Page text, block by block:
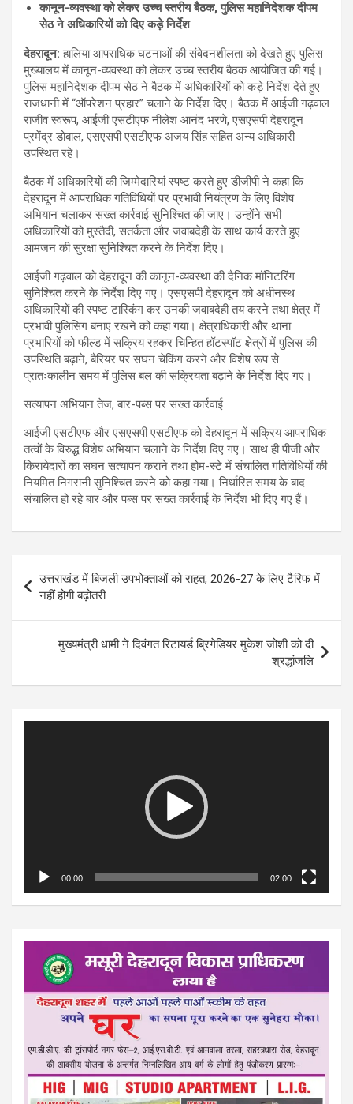
कानून-व्यवस्था को लेकर उच्च स्तरीय बैठक, पुलिस महानिदेशक दीपम
सेठ ने अधिकारियों को दिए कड़े निर्देश
देहरादून:हालिया आपराधिक घटनाओं की संवेदनशीलता को देखते हुए पुलिस
मुख्यालय में कानून-व्यवस्था को लेकर उच्च स्तरीय बैठक आयोजित की गई।
पुलिस महानिदेशक दीपम सेठ ने बैठक में अधिकारियों को कड़े निर्देश देते हुए
राजधानी में “ऑपरेशन प्रहार” चलाने के निर्देश दिए। बैठक में आईजी गढ़वाल
राजीव स्वरूप, आईजी एसटीएफ नीलेश आनंद भरणे, एसएसपी देहरादून
प्रमेंद्र डोबाल, एसएसपी एसटीएफ अजय सिंह सहित अन्य अधिकारी
उपस्थित रहे।
बैठक में अधिकारियों की जिम्मेदारियां स्पष्ट करते हुए डीजीपी ने कहा कि
देहरादून में आपराधिक गतिविधियों पर प्रभावी नियंत्रण के लिए विशेष
अभियान चलाकर सख्त कार्रवाई सुनिश्चित की जाए। उन्होंने सभी
अधिकारियों को मुस्तैदी, सतर्कता और जवाबदेही के साथ कार्य करते हुए
आमजन की सुरक्षा सुनिश्चित करने के निर्देश दिए।
आईजी गढ़वाल को देहरादून की कानून-व्यवस्था की दैनिक मॉनिटरिंग
सुनिश्चित करने के निर्देश दिए गए। एसएसपी देहरादून को अधीनस्थ
अधिकारियों की स्पष्ट टास्किंग कर उनकी जवाबदेही तय करने तथा क्षेत्र में
प्रभावी पुलिसिंग बनाए रखने को कहा गया। क्षेत्राधिकारी और थाना
प्रभारियों को फील्ड में सक्रिय रहकर चिन्हित हॉटस्पॉट क्षेत्रों में पुलिस की
उपस्थिति बढ़ाने, बैरियर पर सघन चेकिंग करने और विशेष रूप से
प्रातःकालीन समय में पुलिस बल की सक्रियता बढ़ाने के निर्देश दिए गए।
सत्यापन अभियान तेज, बार-पब्स पर सख्त कार्रवाई
आईजी एसटीएफ और एसएसपी एसटीएफ को देहरादून में सक्रिय आपराधिक
तत्वों के विरुद्ध विशेष अभियान चलाने के निर्देश दिए गए। साथ ही पीजी और
किरायेदारों का सघन सत्यापन कराने तथा होम-स्टे में संचालित गतिविधियों की
नियमित निगरानी सुनिश्चित करने को कहा गया। निर्धारित समय के बाद
संचालित हो रहे बार और पब्स पर सख्त कार्रवाई के निर्देश भी दिए गए हैं।
navigation
उत्तराखंड में बिजली उपभोक्ताओं को राहत, 2026-27 के लिए टैरिफ में
नहीं होगी बढ़ोतरी
मुख्यमंत्री धामी ने दिवंगत रिटायर्ड ब्रिगेडियर मुकेश जोशी को दी
श्रद्धांजलि
00:00 02:00